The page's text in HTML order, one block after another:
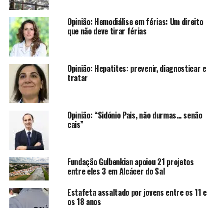
Opinião: Hemodiálise em férias: Um direito
que não deve tirar férias
Opinião: Hepatites: prevenir, diagnosticar e
tratar
Opinião: “Sidónio Pais, não durmas… senão
cais”
Fundação Gulbenkian apoiou 21 projetos
entre eles 3 em Alcácer do Sal
Estafeta assaltado por jovens entre os 11 e
os 18 anos